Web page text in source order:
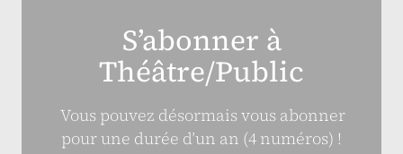
S’abonner à
Théâtre/Public
Vous pouvez désormais vous abonner
pour une durée d’un an (4 numéros) !